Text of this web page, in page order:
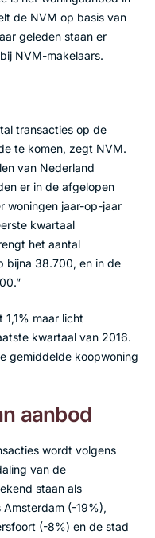
de NVM op basis van
geleden staan er
NVM-makelaars.
transacties op de
te komen, zegt NVM.
van Nederland
er in de afgelopen
woningen jaar-op-jaar
kwartaal
het aantal
bijna 38.700, en in de
1,1% maar licht
kwartaal van 2016.
gemiddelde koopwoning
aanbod
wordt volgens
van de
staan als
Amsterdam (-19%),
(-8%) en de stad